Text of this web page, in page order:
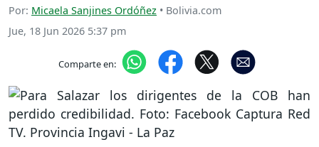
Por: Micaela Sanjines Ordóñez • Bolivia.com
Jue, 18 Jun 2026 5:37 pm
Comparte en: